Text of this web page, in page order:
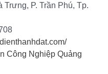
Trưng, P. Trần Phú, Tp.
Công Nghiệp Quảng